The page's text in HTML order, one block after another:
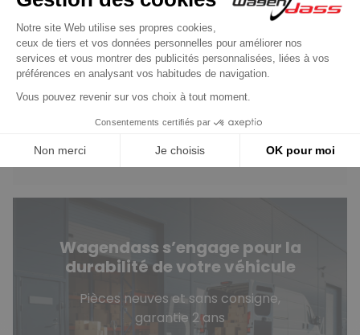
Vous avez des questions
?
Contactez-nous
Wagendass s’engage pour la
durabilité de votre véhicule
Pièces neuves et sans consigne,
garantie 2 ans